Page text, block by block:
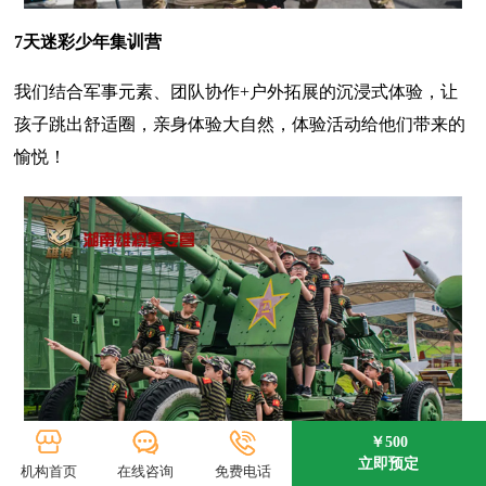
7天迷彩少年集训营
我们结合军事元素、团队协作+户外拓展的沉浸式体验，让
孩子跳出舒适圈，亲身体验大自然，体验活动给他们带来的
愉悦！
机构首页 在线咨询 免费电话
￥500
立即预定